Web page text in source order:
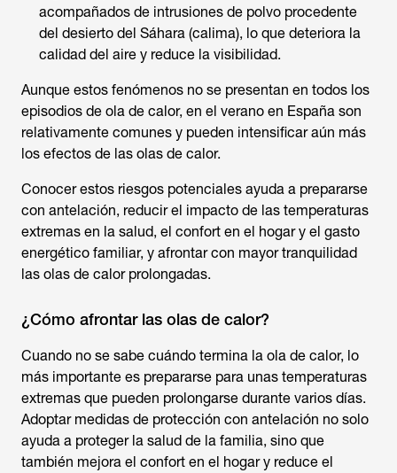
acompañados de intrusiones de polvo procedente
del desierto del Sáhara (calima), lo que deteriora la
calidad del aire y reduce la visibilidad.
Aunque estos fenómenos no se presentan en todos los
episodios de ola de calor, en el verano en España son
relativamente comunes y pueden intensificar aún más
los efectos de las olas de calor.
Conocer estos riesgos potenciales ayuda a prepararse
con antelación, reducir el impacto de las temperaturas
extremas en la salud, el confort en el hogar y el gasto
energético familiar, y afrontar con mayor tranquilidad
las olas de calor prolongadas.
¿Cómo afrontar las olas de calor?
Cuando no se sabe cuándo termina la ola de calor, lo
más importante es prepararse para unas temperaturas
extremas que pueden prolongarse durante varios días.
Adoptar medidas de protección con antelación no solo
ayuda a proteger la salud de la familia, sino que
también mejora el confort en el hogar y reduce el